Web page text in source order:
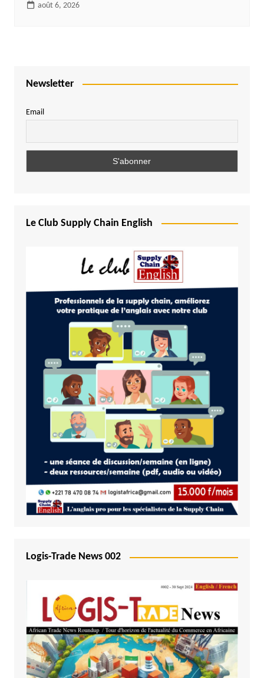
août 6, 2026
Newsletter
Email
Le Club Supply Chain English
Logis-Trade News 002